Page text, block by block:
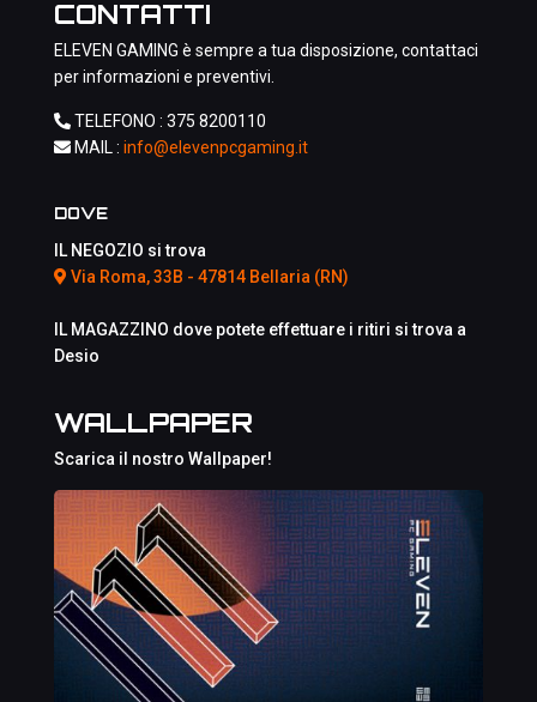
CONTATTI
ELEVEN GAMING è sempre a tua disposizione, contattaci
per informazioni e preventivi.
TELEFONO : 375 8200110
MAIL : info@elevenpcgaming.it
DOVE
IL NEGOZIO si trova
Via Roma, 33B - 47814 Bellaria (RN)
IL MAGAZZINO dove potete effettuare i ritiri si trova a
Desio
WALLPAPER
Scarica il nostro Wallpaper!